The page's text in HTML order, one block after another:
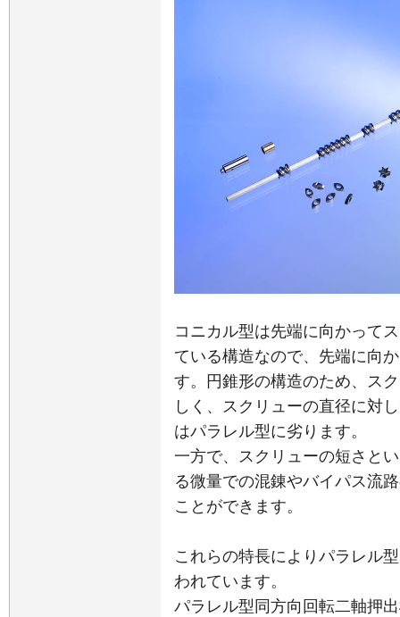
コニカル型は先端に向かって
ている構造なので、先端に向
す。円錐形の構造のため、ス
しく、スクリューの直径に対
はパラレル型に劣ります。
一方で、スクリューの短さと
る微量での混錬やバイパス流
ことができます。
これらの特長によりパラレル
われています。
パラレル型同方向回転二軸押